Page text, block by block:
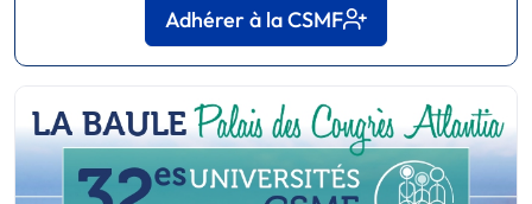
Adhérer à la CSMF